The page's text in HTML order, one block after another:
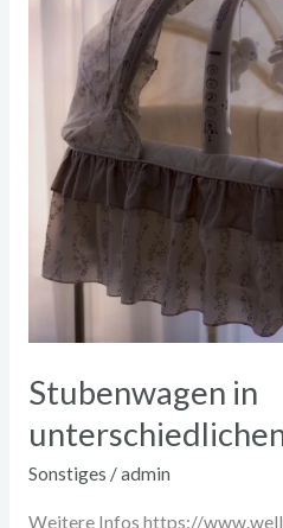
Stubenwagen in
Sonstiges /admin
Weitere Infos https://
unterschiedlichen
Größen